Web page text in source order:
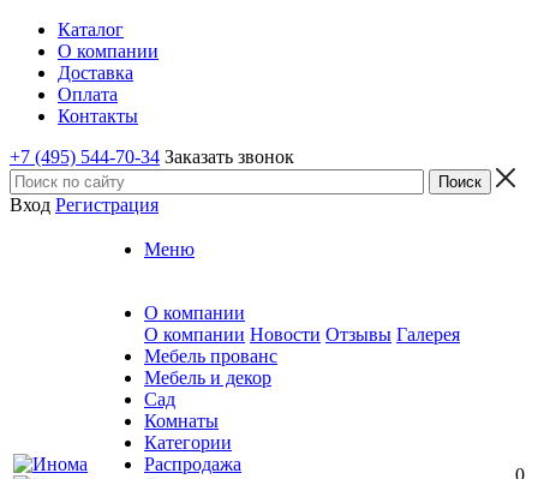
Каталог
О компании
Доставка
Оплата
Контакты
+7 (495) 544-70-34 Заказать звонок
Вход Регистрация
Меню
О компании
О компании Новости Отзывы Галерея
Мебель прованс
Мебель и декор
Сад
Комнаты
Категории
Распродажа
0